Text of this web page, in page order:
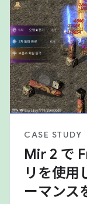
CASE STUDY
Mir 2 で
リを使用
ーマンス